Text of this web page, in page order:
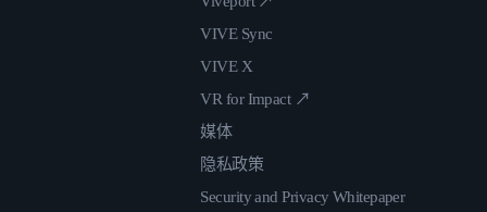
VIVE Sync
VIVE X
VR for Impact ↗
媒体
隐私政策
Security and Privacy Whitepaper